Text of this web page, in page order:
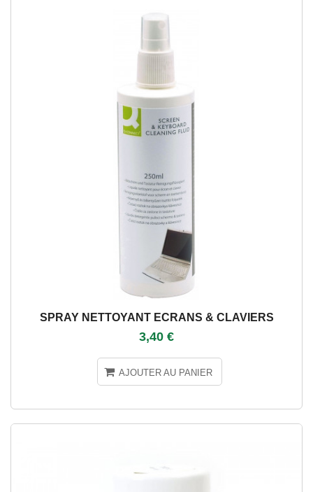
SPRAY NETTOYANT ECRANS & CLAVIERS
3,40 €
AJOUTER AU PANIER